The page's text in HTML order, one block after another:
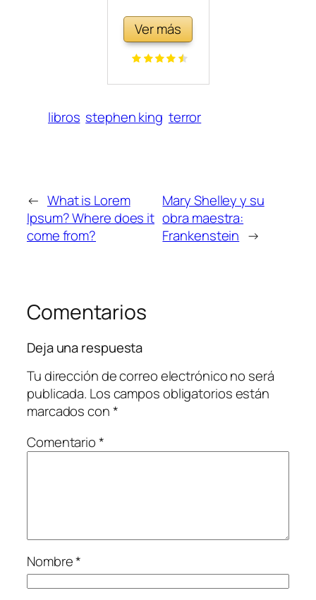
Ver más
libros stephen king terror
← What is Lorem
Ipsum? Where does it
come from?
Mary Shelley y su
obra maestra:
Frankenstein →
Comentarios
Deja una respuesta
Tu dirección de correo electrónico no será
publicada. Los campos obligatorios están
marcados con*
Comentario*
Nombre*